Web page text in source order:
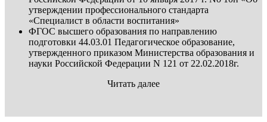
утверждении профессионального стандарта
«Специалист в области воспитания»
ФГОС высшего образования по направлению
подготовки 44.03.01 Педагогическое образование,
утвержденного приказом Министерства образования и
науки Российской Федерации N 121 от 22.02.2018г.
Читать далее